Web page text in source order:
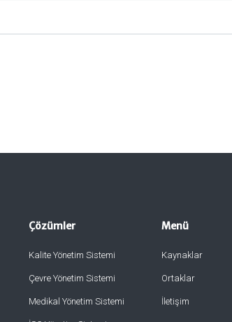
Çözümler
Kalite Yönetim Sistemi
Çevre Yönetim Sistemi
Medikal Yönetim Sistemi
Menü
Kaynaklar
Ortaklar
İletişim